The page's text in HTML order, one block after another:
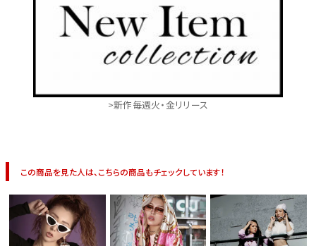
>新作毎週火・金リリース
この商品を見た人は、こちらの商品もチェックしています！